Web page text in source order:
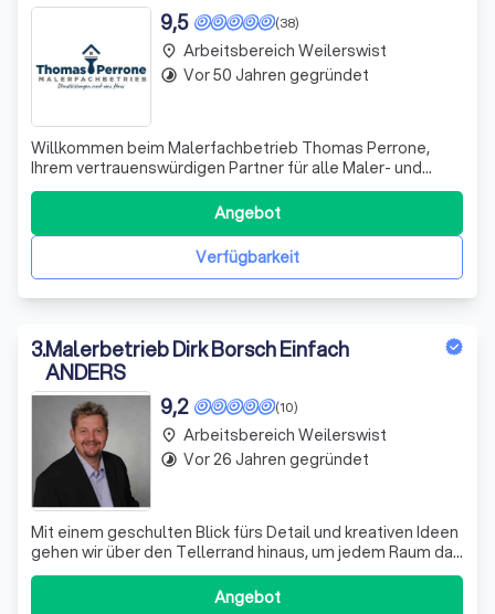
(38)
9,5
Willkommen beim Malerfachbetrieb Thomas Perrone,
Ihrem vertrauenswürdigen Partner für alle Maler- und
Lackierarbeiten im Rhein-Sieg-Kreis und Umgebung. Mit
35 Jahren Berufserfahrung und einem unermüdlichen
Engagement für Qualität und Kundenzufriedenheit, bin ich
stolz darauf, meine Dienstleistungen
Verfügbarkeit
Angebot
place Arbeitsbereich Weilerswist
timelapse Vor 50 Jahren gegründet
3.Malerbetrieb Dirk Borsch Einfach
ANDERS
(10)
9,2
Mit einem geschulten Blick fürs Detail und kreativen Ideen
gehen wir über den Tellerrand hinaus, um jedem Raum das
gewisse Etwas zu verleihen. Wir gestalten Wände mit
Leidenschaft und Perfektion.Angebot
place Arbeitsbereich Weilerswist
timelapse Vor 26 Jahren gegründet